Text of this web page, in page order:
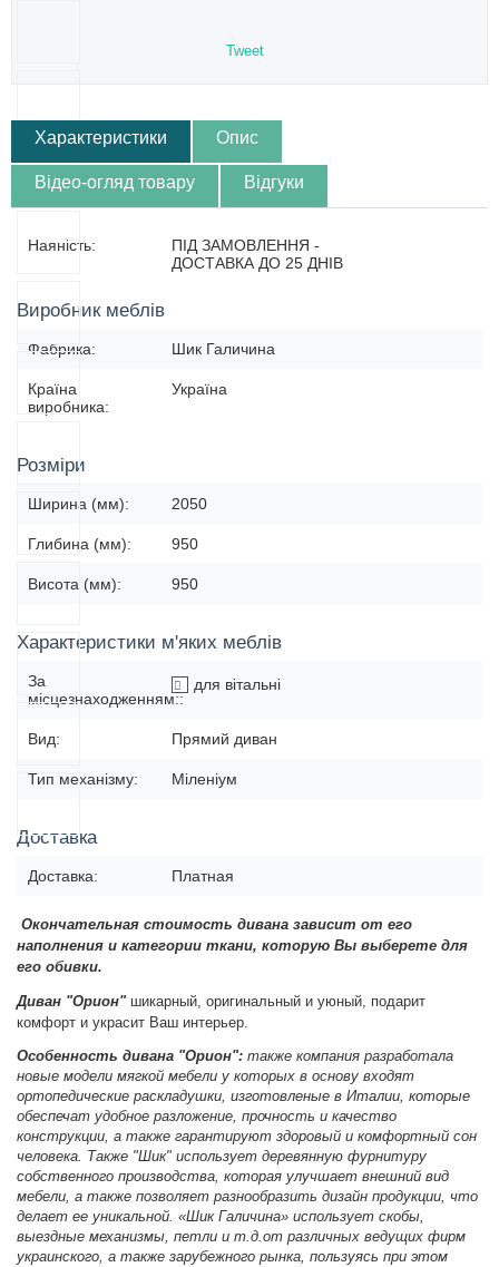
Tweet
Характеристики Опис
Відео-огляд товару Відгуки
Наяність:
ПІД ЗАМОВЛЕННЯ -
ДОСТАВКА ДО 25 ДНІВ
Виробник меблів
Фабрика: Шик Галичина
Країна
виробника:
Україна
Розміри
Ширина (мм): 2050
Глибина (мм): 950
Висота (мм): 950
Характеристики м'яких меблів
За
місцезнаходженням::
для вітальні
Вид: Прямий диван
Тип механізму: Міленіум
Доставка
Доставка: Платная
Окончательная стоимость дивана зависит от его
наполнения и категории ткани, которую Вы выберете для
его обивки.
Диван "Орион" шикарный, оригинальный и уюный, подарит
комфорт и украсит Ваш интерьер.
Особенность дивана "Орион": также компания разработала
новые модели мягкой мебели у которых в основу входят
ортопедические раскладушки, изготовленые в Италии, которые
обеспечат удобное разложение, прочность и качество
конструкции, а также гарантируют здоровый и комфортный сон
человека. Также "Шик" использует деревянную фурнитуру
собственного производства, которая улучшает внешний вид
мебели, а также позволяет разнообразить дизайн продукции, что
делает ее уникальной. «Шик Галичина» использует скобы,
выездные механизмы, петли и т.д.от различных ведущих фирм
украинского, а также зарубежного рынка, пользуясь при этом